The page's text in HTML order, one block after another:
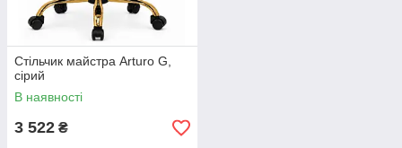
Стільчик майстра Arturo G,
сірий
В наявності
3 522 ₴